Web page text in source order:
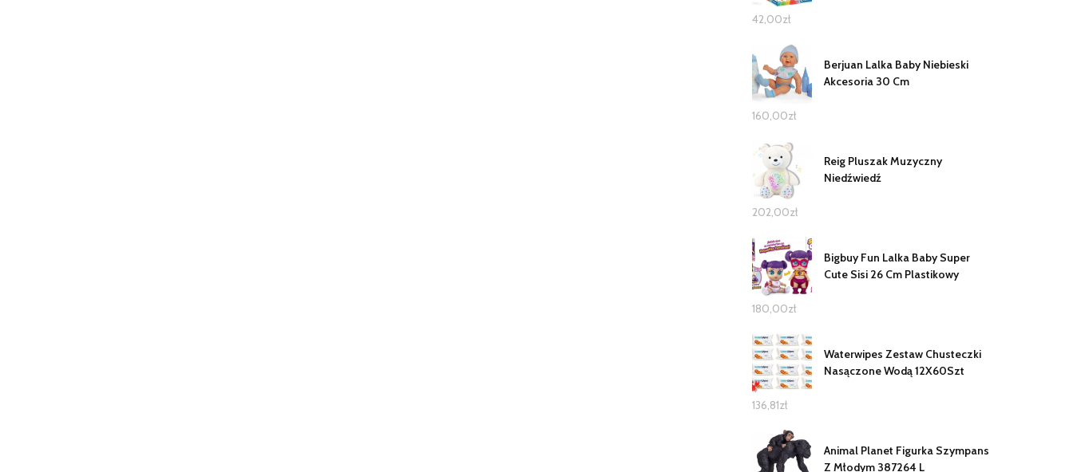
42,00zł
Berjuan Lalka Baby Niebieski
Akcesoria 30 Cm
160,00zł
Reig Pluszak Muzyczny
Niedźwiedź
202,00zł
Bigbuy Fun Lalka Baby Super
Cute Sisi 26 Cm Plastikowy
180,00zł
Waterwipes Zestaw Chusteczki
Nasączone Wodą 12X60Szt
136,81zł
Animal Planet Figurka Szympans
Z Młodym 387264 L